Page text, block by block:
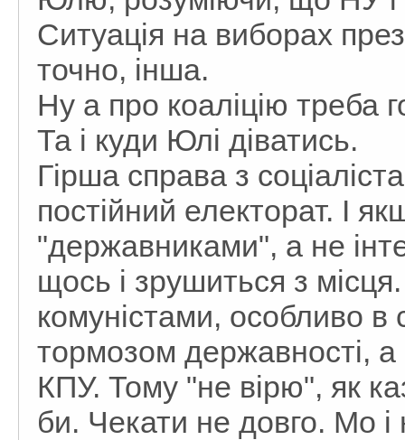
Ситуація на виборах
точно, інша.
Ну а про коаліцію треба
Та і куди Юлі діватись.
Гірша справа з
постійний електорат. І
"державниками", а не
щось і зрушиться з
комуністами, особливо в
тормозом державності,
КПУ. Тому "не вірю", як
би. Чекати не довго. Мо